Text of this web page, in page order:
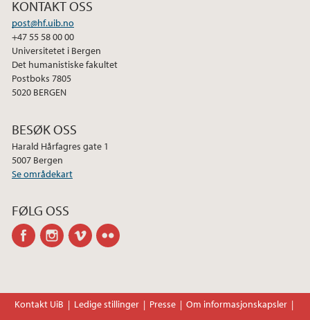
KONTAKT OSS
post@hf.uib.no
+47 55 58 00 00
Universitetet i Bergen
Det humanistiske fakultet
Postboks 7805
5020 BERGEN
BESØK OSS
Harald Hårfagres gate 1
5007 Bergen
Se områdekart
FØLG OSS
facebookinstagram
vimeo
Kontakt UiB Ledige stillinger Presse
Om informasjonskapsler